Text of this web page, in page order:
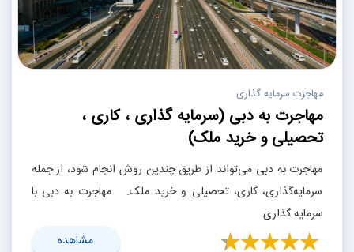
مهاجرت سرمایه گذاری
مهاجرت به دبی (سرمایه گذاری ، کاری ،
تحصیلی و خرید ملک)
مهاجرت به دبی می‌تواند از طریق چندین روش انجام شود، از جمله
سرمایه‌گذاری، کاری، تحصیلی و خرید ملک. مهاجرت به دبی با
سرمایه گذاری
مشاهده